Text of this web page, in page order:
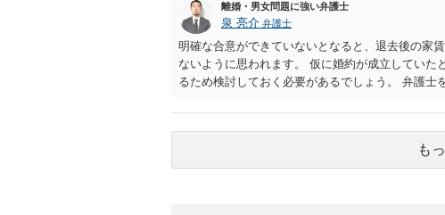
離婚・男女問題に強い弁護士
泉 亮介 弁護士
明確な合意ができていないとなると、退去後の家
ないように思われます。 仮に婚約が成立してい
るため検討しておく必要があるでしょう。 弁護
も